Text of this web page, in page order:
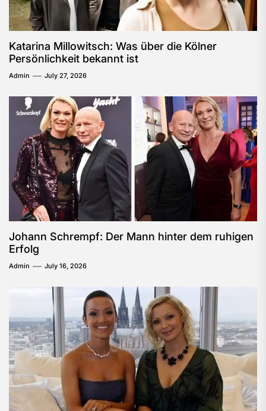
Katarina Millowitsch: Was über die Kölner
Persönlichkeit bekannt ist
Admin July 27, 2026
Johann Schrempf: Der Mann hinter dem ruhigen
Erfolg
Admin July 16, 2026